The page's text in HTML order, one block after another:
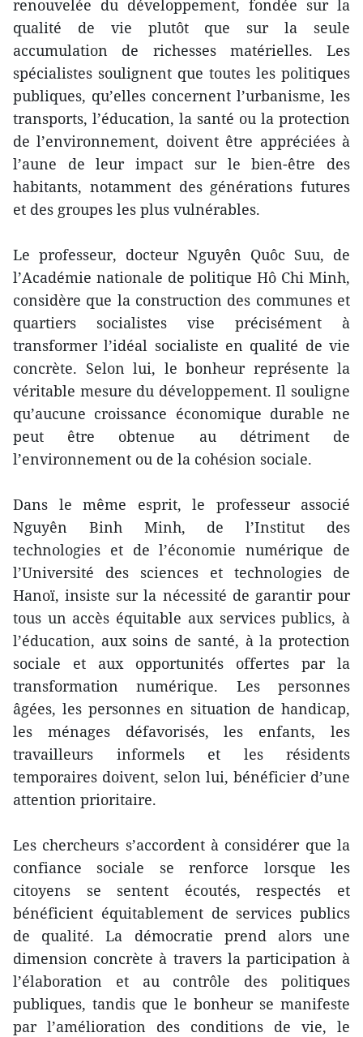
renouvelée du développement, fondée sur la
qualité de vie plutôt que sur la seule
accumulation de richesses matérielles. Les
spécialistes soulignent que toutes les politiques
publiques, qu’elles concernent l’urbanisme, les
transports, l’éducation, la santé ou la protection
de l’environnement, doivent être appréciées à
l’aune de leur impact sur le bien-être des
habitants, notamment des générations futures
et des groupes les plus vulnérables.
Le professeur, docteur Nguyên Quôc Suu, de
l’Académie nationale de politique Hô Chi Minh,
considère que la construction des communes et
quartiers socialistes vise précisément à
transformer l’idéal socialiste en qualité de vie
concrète. Selon lui, le bonheur représente la
véritable mesure du développement. Il souligne
qu’aucune croissance économique durable ne
peut être obtenue au détriment de
l’environnement ou de la cohésion sociale.
Dans le même esprit, le professeur associé
Nguyên Binh Minh, de l’Institut des
technologies et de l’économie numérique de
l’Université des sciences et technologies de
Hanoï, insiste sur la nécessité de garantir pour
tous un accès équitable aux services publics, à
l’éducation, aux soins de santé, à la protection
sociale et aux opportunités offertes par la
transformation numérique. Les personnes
âgées, les personnes en situation de handicap,
les ménages défavorisés, les enfants, les
travailleurs informels et les résidents
temporaires doivent, selon lui, bénéficier d’une
attention prioritaire.
Les chercheurs s’accordent à considérer que la
confiance sociale se renforce lorsque les
citoyens se sentent écoutés, respectés et
bénéficient équitablement de services publics
de qualité. La démocratie prend alors une
dimension concrète à travers la participation à
l’élaboration et au contrôle des politiques
publiques, tandis que le bonheur se manifeste
par l’amélioration des conditions de vie, le